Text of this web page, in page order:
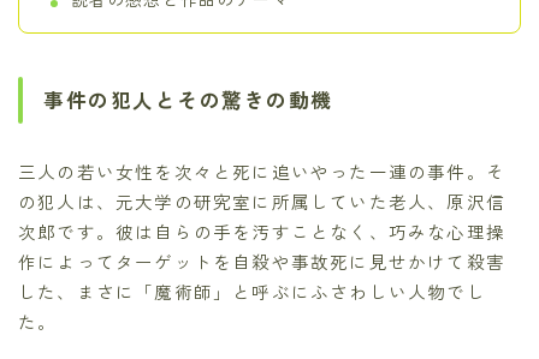
事件の犯人とその驚きの動機
三人の若い女性を次々と死に追いやった一連の事件。そ
の犯人は、元大学の研究室に所属していた老人、原沢信
次郎です。彼は自らの手を汚すことなく、巧みな心理操
作によってターゲットを自殺や事故死に見せかけて殺害
した、まさに「魔術師」と呼ぶにふさわしい人物でし
た。